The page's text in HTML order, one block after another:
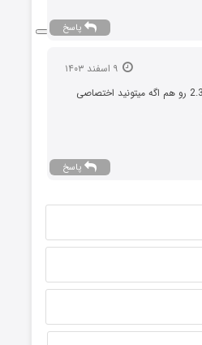
پاسخ
۹ اسفند ۱۴۰۳
سلام لطفا زیرنویس فصول 2.3 رو هم اگه میتونید اختصاصی
پاسخ